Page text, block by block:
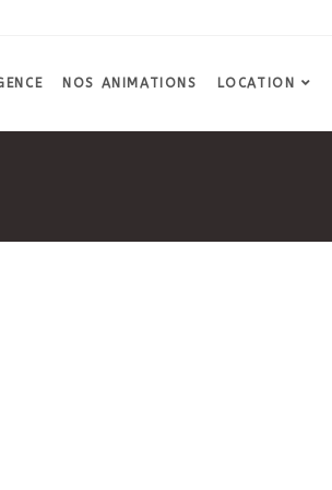
NOS ANIMATIONS LOCATION